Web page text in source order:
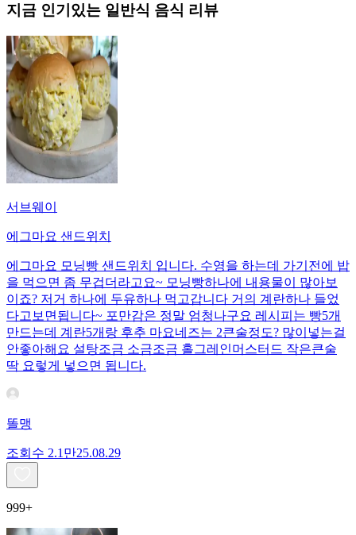
지금 인기있는 일반식 음식 리뷰
서브웨이
에그마요 샌드위치
에그마요 모닝빵 샌드위치 입니다. 수영을 하는데 가기전에 밥
을 먹으면 좀 무겁더라고요~ 모닝빵하나에 내용물이 많아보
이죠? 저거 하나에 두유하나 먹고갑니다 거의 계란하나 들었
다고보면됩니다~ 포만감은 정말 엄청나구요 레시피는 빵5개
만드는데 계란5개랑 후추 마요네즈는 2큰술정도? 많이넣는걸
안좋아해요 설탕조금 소금조금 홀그레인머스터드 작은큰술
딱 요렇게 넣으면 됩니다.
똘맹
조회수 2.1만25.08.29
999+